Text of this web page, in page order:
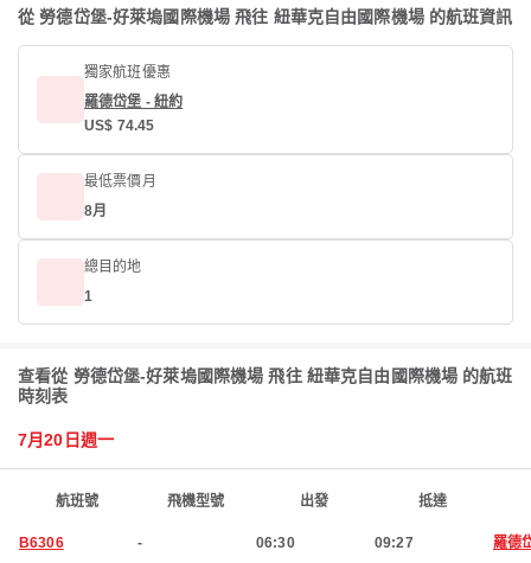
從 勞德岱堡-好萊塢國際機場 飛往 紐華克自由國際機場 的航班資訊
獨家航班優惠
羅德岱堡 - 紐約
US$ 74.45
最低票價月
8月
總目的地
1
查看從 勞德岱堡-好萊塢國際機場 飛往 紐華克自由國際機場 的航班
時刻表
7月20日週一
航班號 飛機型號 出發 抵達
B6306 - 06:30 09:27 羅德